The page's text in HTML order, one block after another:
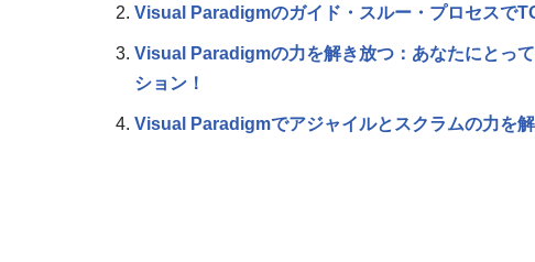
Visual Paradigmのガイド・スルー・プロセスで
Visual Paradigmの力を解き放つ：あなたにとっ
ション！
Visual Paradigmでアジャイルとスクラムの力を解